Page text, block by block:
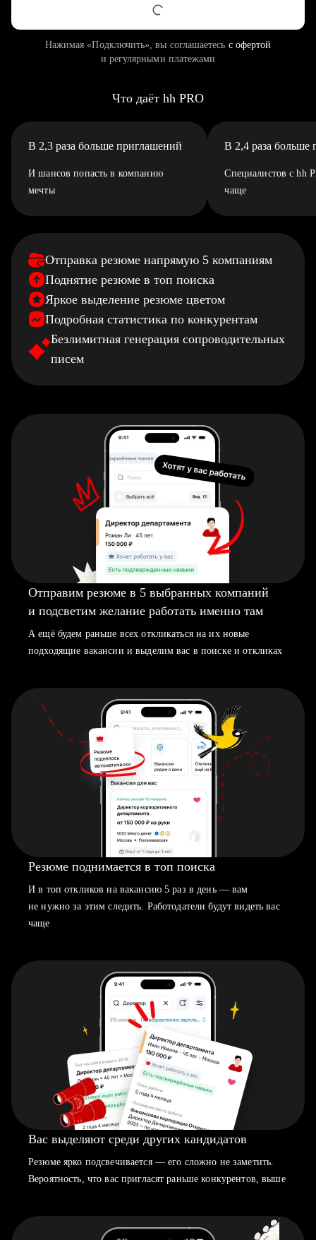
Нажимая «Подключить», вы соглашаетесь с офертой
и регулярными платежами
Что даёт hh PRO
В 2,3 раза больше приглашений
И шансов попасть в компанию
мечты
В 2,4 раза больше
Специалистов с hh
чаще
Отправка резюме напрямую 5 компаниям
Поднятие резюме в топ поиска
Яркое выделение резюме цветом
Подробная статистика по конкурентам
Безлимитная генерация сопроводительных
писем
Отправим резюме в 5 выбранных компаний
и подсветим желание работать именно там
А ещё будем раньше всех откликаться на их новые
подходящие вакансии и выделим вас в поиске и откликах
Резюме поднимается в топ поиска
И в топ откликов на вакансию 5 раз в день — вам
не нужно за этим следить. Работодатели будут видеть вас
чаще
Вас выделяют среди других кандидатов
Резюме ярко подсвечивается — его сложно не заметить.
Вероятность, что вас пригласят раньше конкурентов, выше